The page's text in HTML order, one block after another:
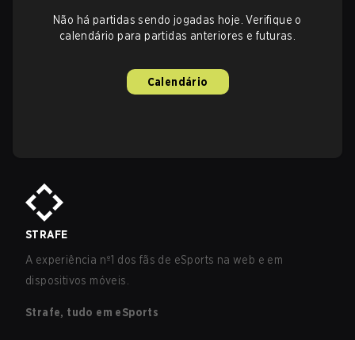
Não há partidas sendo jogadas hoje. Verifique o
calendário para partidas anteriores e futuras.
Calendário
STRAFE
A experiência nº1 dos fãs de eSports na web e em
dispositivos móveis.
Strafe, tudo em eSports